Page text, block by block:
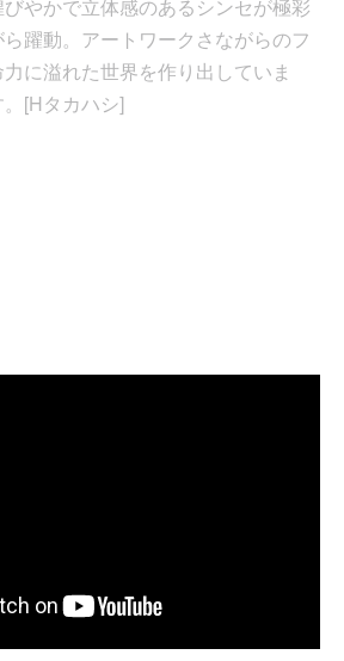
やかで立体感のあるシンセが極彩
躍動。アートワークさながらのフ
に溢れた世界を作り出していま
[Hタカハシ]